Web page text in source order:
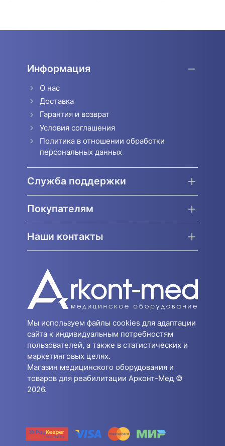
Информация
О нас
Доставка
Гарантия и возврат
Условия соглашения
Политика в отношении обработки
персональных данных
Служба поддержки
Покупателям
Наши контакты
Мы используем файлы cookies для адаптации
сайта к индивидуальным потребностям
пользователей, а также в статистических и
маркетинговых целях.
Магазин медицинского оборудования и
товаров для реабилитации Арконт-Мед ©
2026.